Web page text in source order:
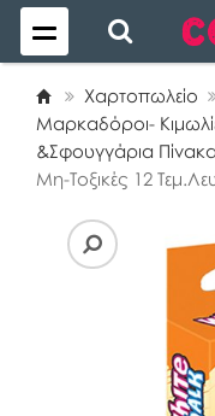
Χαρτοπωλείο
Μαρκαδόροι-
&Σφουγγάρια Πίνακα
Μη-Τοξικές 12